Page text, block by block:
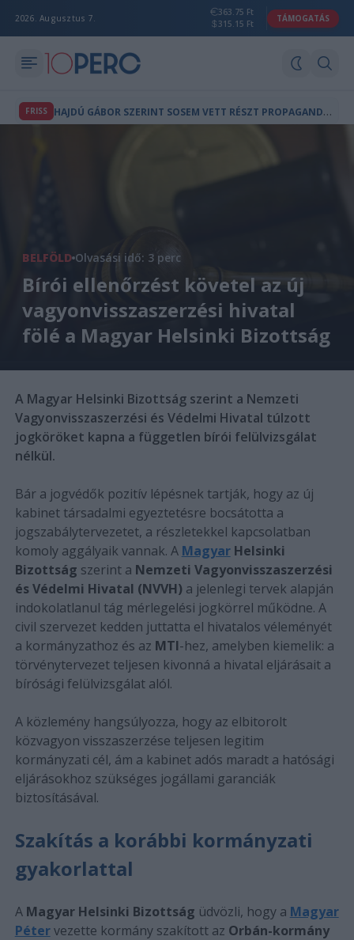
2026. Augusztus 7.
363.75 Ft
315.15 Ft
TÁMOGATÁS
FRISS H
AJDÚ GÁBOR SZERINT SOSEM VETT RÉSZT PROPAGANDAMŰSOROK KÉSZÍTÉSÉBEN
BELFÖLD Olvasási idő: 3 perc
Bírói ellenőrzést követel az új
vagyonvisszaszerzési hivatal
fölé a Magyar Helsinki Bizottság
A Magyar Helsinki Bizottság szerint a Nemzeti
Vagyonvisszaszerzési és Védelmi Hivatal túlzott
jogköröket kapna a független bírói felülvizsgálat
nélkül.
Bár a jogvédők pozitív lépésnek tartják, hogy az új
kabinet társadalmi egyeztetésre bocsátotta a
jogszabálytervezetet, a részletekkel kapcsolatban
komoly aggályaik vannak. A MagyarHelsinki
Bizottság szerint a Nemzeti Vagyonvisszaszerzési
és Védelmi Hivatal (NVVH) a jelenlegi tervek alapján
indokolatlanul tág mérlegelési jogkörrel működne. A
civil szervezet kedden juttatta el hivatalos véleményét
a kormányzathoz és az MTI-hez, amelyben kiemelik: a
törvénytervezet teljesen kivonná a hivatal eljárásait a
bírósági felülvizsgálat alól.
A közlemény hangsúlyozza, hogy az elbitorolt
közvagyon visszaszerzése teljesen legitim
kormányzati cél, ám a kabinet adós maradt a hatósági
eljárásokhoz szükséges jogállami garanciák
biztosításával.
Szakítás a korábbi kormányzati
gyakorlattal
A Magyar Helsinki Bizottság üdvözli, hogy a Magyar
Pétervezette kormány szakított az Orbán-kormány